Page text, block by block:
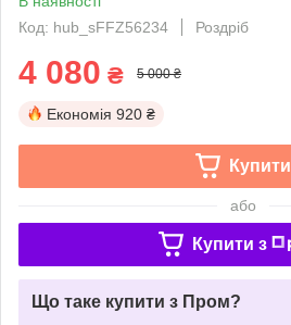
Код: hub_sFFZ56234
Роздріб
4 080 ₴ 5 000 ₴
Економія 920 ₴
Купити
або
Купити з
Що таке купити з Пром?